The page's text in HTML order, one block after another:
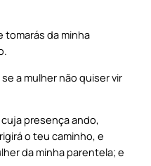
tomarás da minha
a mulher não quiser vir
presença ando,
o teu caminho, e
da minha parentela; e